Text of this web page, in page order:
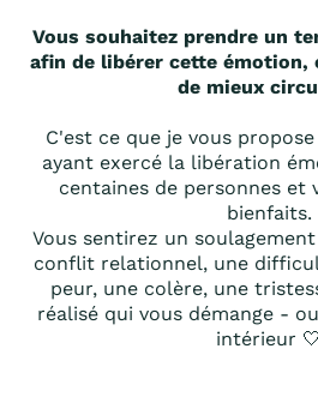
Vous souhaitez prendre un
afin de libérer cette émotion,
de mieux
C'est ce que je vous
ayant exercé la libération
centaines de personnes et
bienfaits.
Vous sentirez un
conflit relationnel, une
peur, une colère, une
réalisé qui vous démange -
intérieur 🤍